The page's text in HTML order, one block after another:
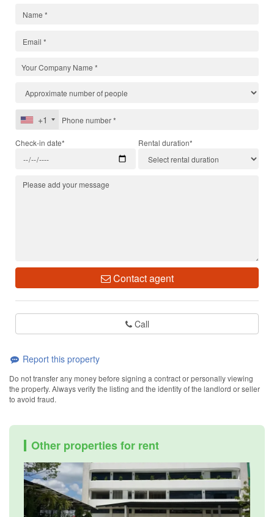
+1
Check-in date* Rental duration*
Contact agent
Call
Report this property
Do not transfer any money before signing a contract or personally viewing
the property. Always verify the listing and the identity of the landlord or seller
to avoid fraud.
Other properties for rent